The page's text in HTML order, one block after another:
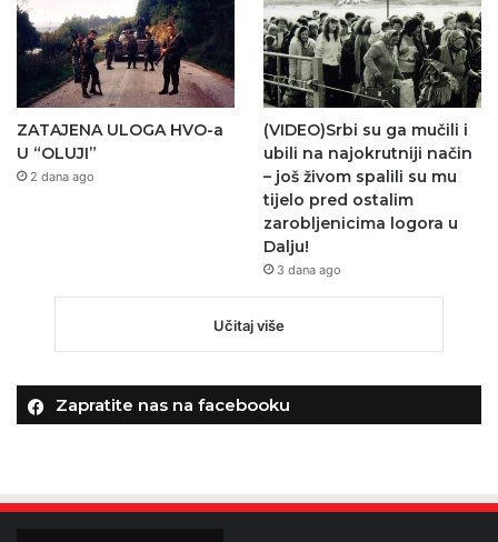
ZATAJENA ULOGA HVO-a
U “OLUJI”
2 dana ago
(VIDEO)Srbi su ga mučili i
ubili na najokrutniji način
– još živom spalili su mu
tijelo pred ostalim
zarobljenicima logora u
Dalju!
3 dana ago
Učitaj više
Zapratite nas na facebooku